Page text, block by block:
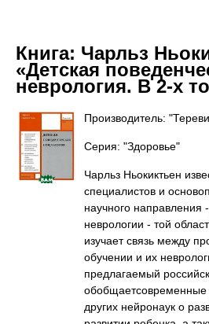
Книга: Чарльз
«Детская
неврология. В 2-х
Производитель:
Серия: "Здоровье"
Чарльз Ньокиктьен
специалистов и
научного направления
неврологии - той
изучает связь между
обучении и их
предлагаемый
обобщаетсовременные
других нейронаук о